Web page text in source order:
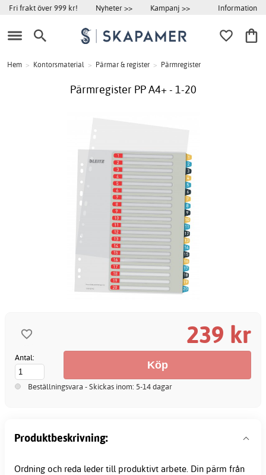
Fri frakt över 999 kr! Nyheter >> Kampanj >> Information
Hem > Kontorsmaterial > Pärmar & register > Pärmregister
Pärmregister PP A4+ - 1-20
239 kr
Antal:
Beställningsvara - Skickas inom: 5-14 dagar
Produktbeskrivning:
Ordning och reda leder till produktivt arbete. Din pärm från